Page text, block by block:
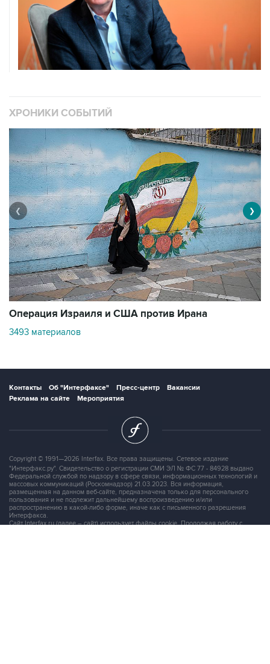
ХРОНИКИ СОБЫТИЙ
Операция Израиля и США против Ирана
3493 материалов
❮ ❯
Контакты Об "Интерфаксе" Пресс-центр
Вакансии
Реклама на сайте
Мероприятия
Copyright © 1991—2026 Interfax. Все права защищены. Сетевое издание
"Интерфакс.ру". Свидетельство о регистрации СМИ ЭЛ № ФС 77 - 84928 выдано
Федеральной службой по надзору в сфере связи, информационных технологий и
массовых коммуникаций (Роскомнадзор) 21.03.2023. Вся информация,
размещенная на данном веб-сайте, предназначена только для персонального
пользования и не подлежит дальнейшему воспроизведению и/или
распространению в какой-либо форме, иначе как с письменного разрешения
Интерфакса.
Сайт Interfax.ru (далее – сайт) использует файлы cookie. Продолжая работу с